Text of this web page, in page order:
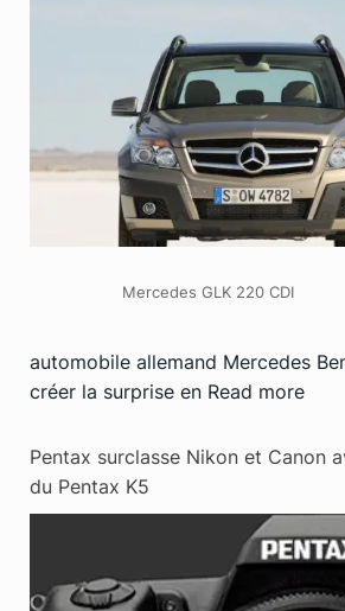
Mercedes GLK 220 CDI
automobile allemand Mercedes
créer la surprise en Read more
Pentax surclasse Nikon et Canon
du Pentax K5